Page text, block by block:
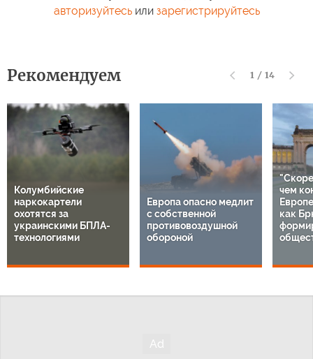
авторизуйтесьили зарегистрируйтесь
Рекомендуем 1 / 14
Колумбийские
наркокартели
охотятся за
украинскими БПЛА-
технологиями
Европа опасно медлит
с собственной
противовоздушной
обороной
чем
как